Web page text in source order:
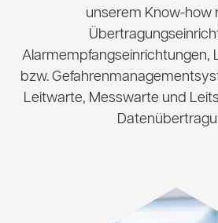
unserem Know-how
Alarmempfangseinrichtungen,
bzw.
Leitwarte, Messwarte und